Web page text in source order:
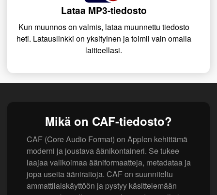
Lataa MP3-tiedosto
Kun muunnos on valmis, lataa muunnettu tiedosto
heti. Latauslinkki on yksityinen ja toimii vain omalla
laitteellasi.
Mikä on CAF-tiedosto?
CAF (Core Audio Format) on Applen kehittämä
moderni ja joustava äänikontaineri. Se tukee
laajaa valikoimaa ääniformaatteja, metadataa ja
jopa useita ääniraitoja. CAF on suunniteltu
ammattilaiskäyttöön ja pystyy käsittelemään